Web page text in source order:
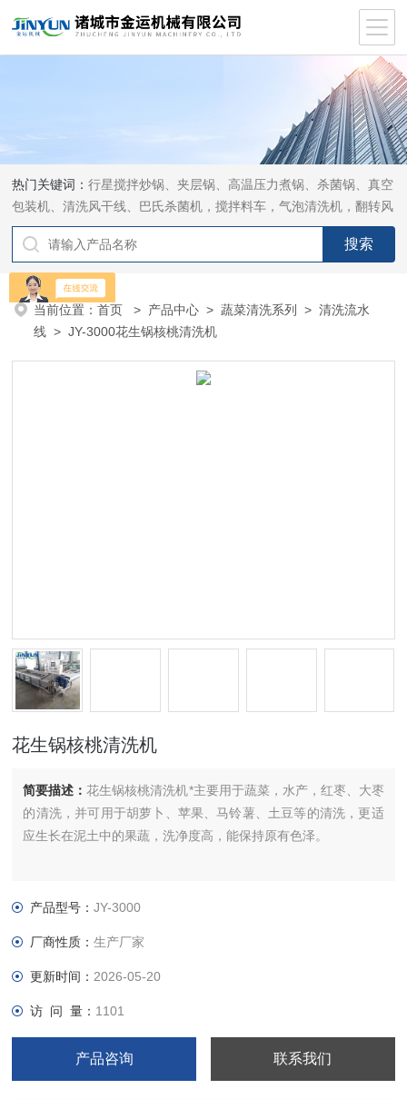
热门关键词：行星搅拌炒锅、夹层锅、高温压力煮锅、杀菌锅、真空
包装机、清洗风干线、巴氏杀菌机，搅拌料车，气泡清洗机，翻转风
干机
当前位置：首页 > 产品中心 >蔬菜清洗系列 >清洗流水
线 > JY-3000花生锅核桃清洗机
花生锅核桃清洗机
简要描述：花生锅核桃清洗机*主要用于蔬菜，水产，红枣、大枣
的清洗，并可用于胡萝卜、苹果、马铃薯、土豆等的清洗，更适
应生长在泥土中的果蔬，洗净度高，能保持原有色泽。
产品型号：JY-3000
厂商性质：生产厂家
更新时间： 2026-05-20
访 问 量： 1101
产品咨询 联系我们